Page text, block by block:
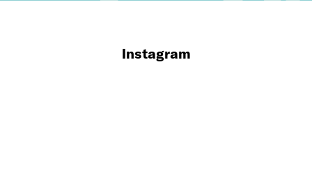
Instagram